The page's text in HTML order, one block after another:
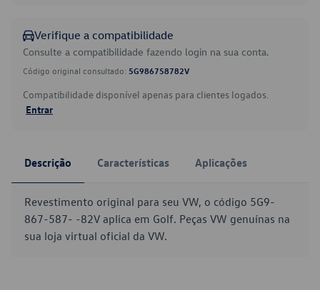
Verifique a compatibilidade
Consulte a compatibilidade fazendo login na sua conta.
Código original consultado: 5G986758782V
Compatibilidade disponível apenas para clientes logados.
Entrar
Descrição Características Aplicações
Revestimento original para seu VW, o código 5G9-
867-587- -82V aplica em Golf. Peças VW genuínas na
sua loja virtual oficial da VW.